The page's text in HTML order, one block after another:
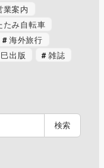
業案内
たみ自転車
海外旅行
出版
雑誌
検索